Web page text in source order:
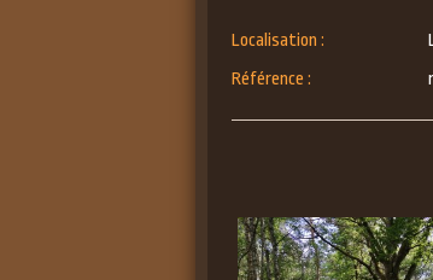
Localisation :
Référence :